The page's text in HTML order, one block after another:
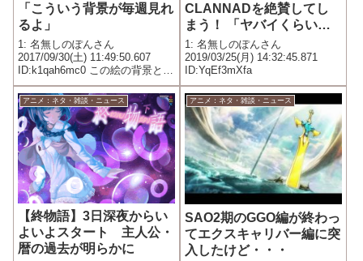
「こういう背景が毎週見れ
るよ」
1: 名無しのぽんさん
2017/09/30(土) 11:49:50.607
ID:k1qah6mc0 この絵の背景とか
で「デジタルの線画抽出」だと
思って下さるかたが居て、この
「デジタルに勝った感」がたま
らないからアナログはやめられ
ないぜ。...
CLANNADを絶賛してし
まう！ 「ヤバイくらいに
泣いた、クラナドは人生」
1: 名無しのぽんさん
2019/03/25(月) 14:32:45.871
ID:YqEf3mXfa
アニメ：ネタ・雑談・ニュース
【終物語】3日深夜からい
よいよスタート 主人公・
暦の過去が明らかに
アニメ：ネタ・雑談・ニュース
SAO2期のGGO編が終わっ
てエクスキャリバー編に突
入したけど・・・